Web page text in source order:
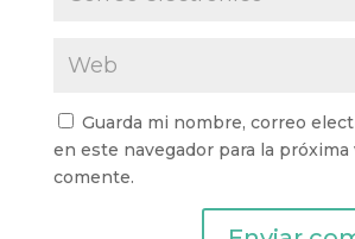
Guarda mi nombre, correo
en este navegador para la próxima
comente.